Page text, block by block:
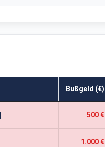
Bußgeld (€)
500 €
1.000 €